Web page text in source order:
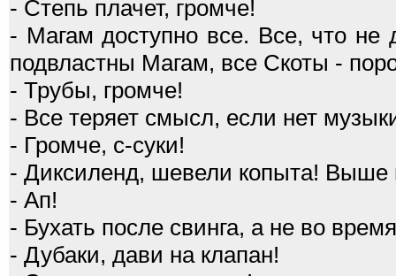
- Степь плачет, громче!
- Магам доступно все. Все, что не
подвластны Магам, все Скоты -
- Трубы, громче!
- Все теряет смысл, если нет
- Громче, с-суки!
- Диксиленд, шевели копыта! Выше
- Ап!
- Бухать после свинга, а не во
- Дубаки, дави на клапан!